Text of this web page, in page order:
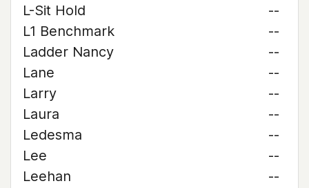
L-Sit Hold
--
L1 Benchmark
--
Ladder Nancy
--
Lane
--
Larry
--
Laura
--
Ledesma
--
Lee
--
Leehan
--